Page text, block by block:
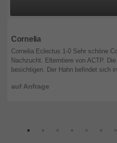
Cornelia
auf Anfrage
Cornelia Eclectus 1-0 Sehr schöne
Nachzucht. Elterntiere von ACTP.
besichtigen. Der Hahn befindet sich